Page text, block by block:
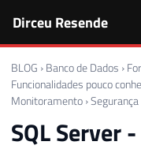
Dirceu Resende
BLOG › Banco de Dados ›
Funcionalidades pouco
Monitoramento ›Segurança
SQL Server